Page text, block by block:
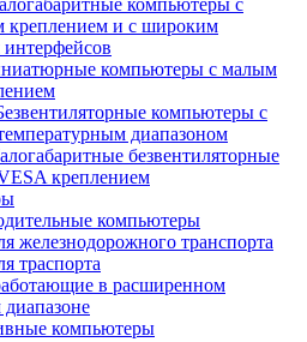
креплением и с широким
компьютеры с малым
компьютеры с
диапазоном
безвентиляторные
креплением
компьютеры
железнодорожного транспорта
траспорта
в расширенном
компьютеры